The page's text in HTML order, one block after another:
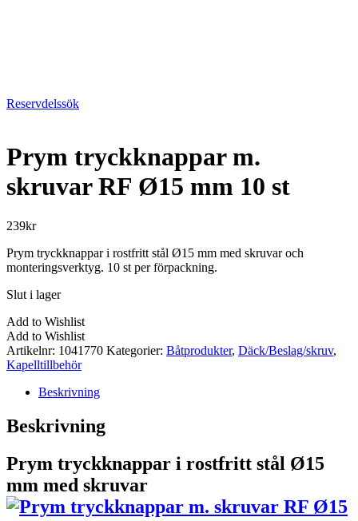
Reservdelssök
Prym tryckknappar m.
skruvar RF Ø15 mm 10 st
239kr
Prym tryckknappar i rostfritt stål Ø15 mm med skruvar och
monteringsverktyg. 10 st per förpackning.
Slut i lager
Add to Wishlist
Add to Wishlist
Artikelnr: 1041770 Kategorier: Båtprodukter, Däck/Beslag/skruv,
Kapelltillbehör
Beskrivning
Beskrivning
Prym tryckknappar i rostfritt stål Ø15
mm med skruvar